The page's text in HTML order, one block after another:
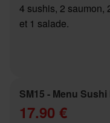
4 sushis, 2 saumon,
et 1 salade.
SM15 - Menu
17.90 €